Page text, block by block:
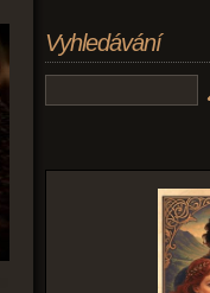
Vyhledávání